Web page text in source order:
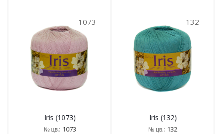
1073
Iris (1073)
№ цв.: 1073
132
Iris (132)
№ цв.: 132